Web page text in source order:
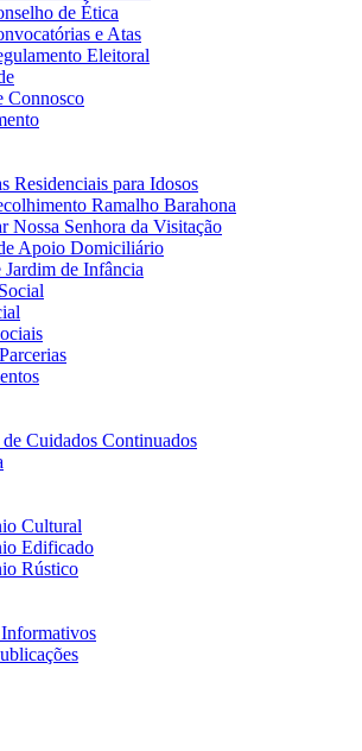
de Ética
e Atas
Eleitoral
Connosco
Residenciais para Idosos
Ramalho Barahona
Nossa Senhora da Visitação
Apoio Domiciliário
Jardim de Infância
Cuidados Continuados
Cultural
Edificado
Rústico